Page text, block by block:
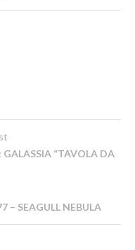
“TAVOLA DA
– SEAGULL NEBULA